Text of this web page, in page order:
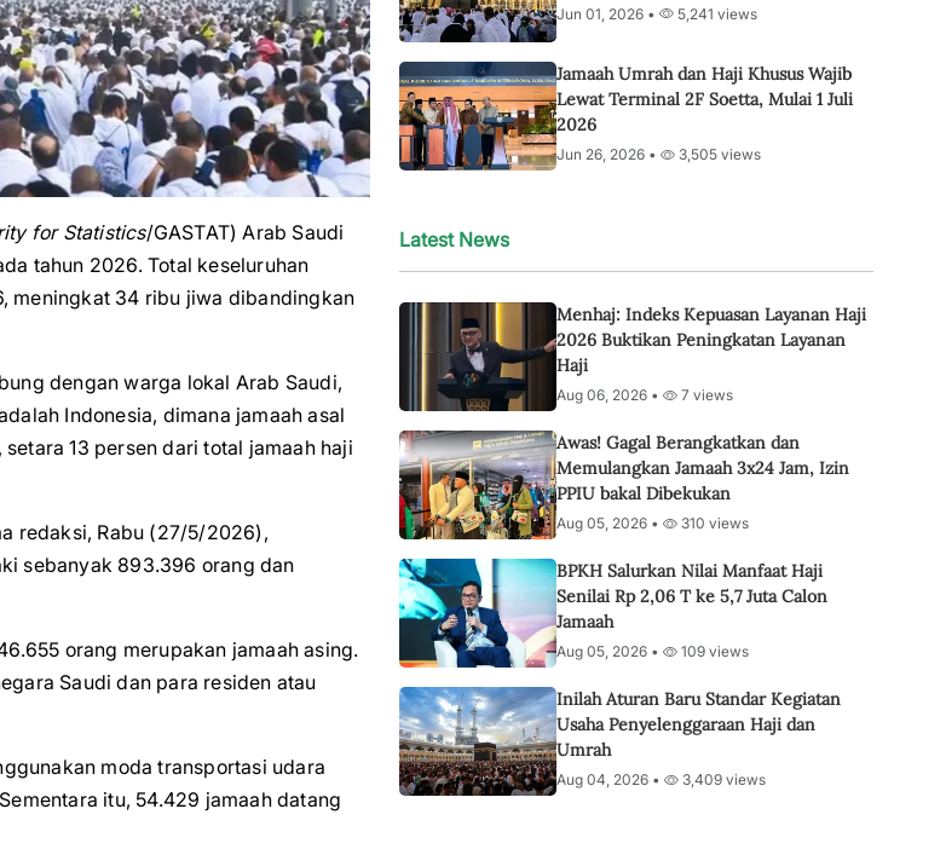
for Statistics/GASTAT) Arab Saudi
tahun 2026. Total keseluruhan
meningkat 34 ribu jiwa dibandingkan
dengan warga lokal Arab Saudi,
Indonesia, dimana jamaah asal
13 persen dari total jamaah haji
redaksi, Rabu (27/5/2026),
sebanyak 893.396 orang dan
orang merupakan jamaah asing.
Saudi dan para residen atau
moda transportasi udara
itu, 54.429 jamaah datang
Jun 01, 2026 • 5,241 views
Jamaah Umrah dan Haji Khusus Wajib
Lewat Terminal 2F Soetta, Mulai 1 Juli
2026
Jun 26, 2026 • 3,505 views
Latest News
Menhaj: Indeks Kepuasan Layanan Haji
2026 Buktikan Peningkatan Layanan
Haji
Aug 06, 2026 • 7 views
Awas! Gagal Berangkatkan dan
Memulangkan Jamaah 3x24 Jam, Izin
PPIU bakal Dibekukan
Aug 05, 2026 • 310 views
BPKH Salurkan Nilai Manfaat Haji
Senilai Rp 2,06 T ke 5,7 Juta Calon
Jamaah
Aug 05, 2026 • 109 views
Inilah Aturan Baru Standar Kegiatan
Usaha Penyelenggaraan Haji dan
Umrah
Aug 04, 2026 • 3,409 views